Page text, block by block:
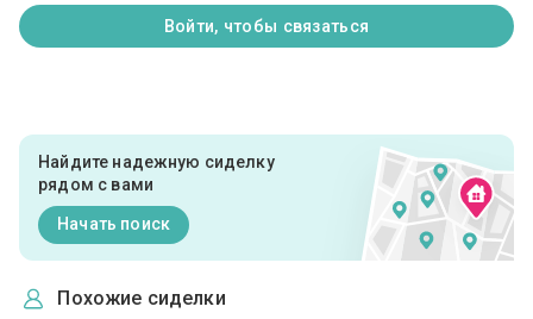
Войти, чтобы связаться
Найдите надежную сиделку
рядом с вами
Начать поиск
Похожие сиделки